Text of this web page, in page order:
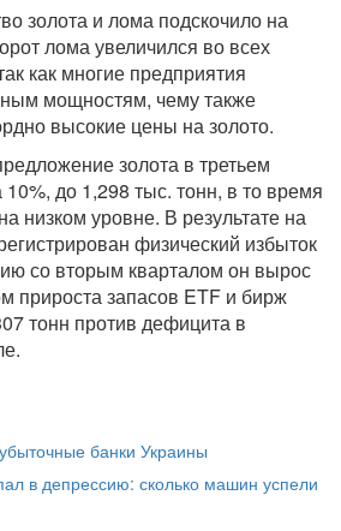
золота и лома подскочило на
лома увеличился во всех
как многие предприятия
мощностям, чему также
высокие цены на золото.
золота в третьем
до 1,298 тыс. тонн, в то время
низком уровне. В результате на
физический избыток
со вторым кварталом он вырос
прироста запасов ETF и бирж
тонн против дефицита в
банки Украины
в депрессию: сколько машин успели